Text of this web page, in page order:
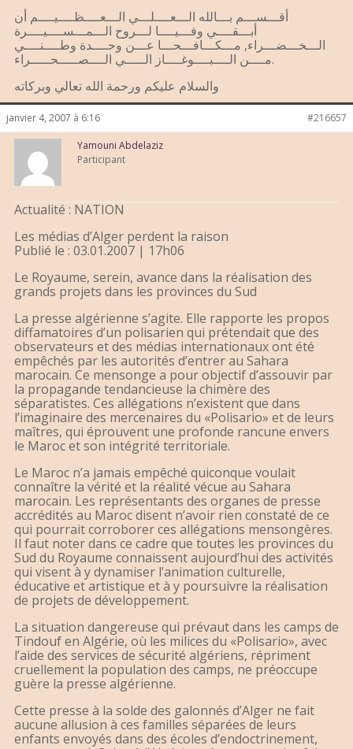
أقـــســـم بـــالله الـــعــــلـــي الـــعــــظــــيــــم أن
أبـــقــــي وفـــيــــا لـــروح الـــمـــســــيــــرة
الـــخـــضـــراء, مـــكـــافـــحـــا عـــن وحــــدة وطــــنــــي
مــــن الــــبــــوغــــاز الـــــي الــــصـــــحـــــراء.
والسلام عليكم ورحمة الله تعالي وبركاته
janvier 4, 2007 à 6:16 #216657
Yamouni Abdelaziz
Participant
Actualité : NATION
Les médias d’Alger perdent la raison
Publié le : 03.01.2007 | 17h06
Le Royaume, serein, avance dans la réalisation des
grands projets dans les provinces du Sud
La presse algérienne s’agite. Elle rapporte les propos
diffamatoires d’un polisarien qui prétendait que des
observateurs et des médias internationaux ont été
empêchés par les autorités d’entrer au Sahara
marocain. Ce mensonge a pour objectif d’assouvir par
la propagande tendancieuse la chimère des
séparatistes. Ces allégations n’existent que dans
l’imaginaire des mercenaires du «Polisario» et de leurs
maîtres, qui éprouvent une profonde rancune envers
le Maroc et son intégrité territoriale.
Le Maroc n’a jamais empêché quiconque voulait
connaître la vérité et la réalité vécue au Sahara
marocain. Les représentants des organes de presse
accrédités au Maroc disent n’avoir rien constaté de ce
qui pourrait corroborer ces allégations mensongères.
Il faut noter dans ce cadre que toutes les provinces du
Sud du Royaume connaissent aujourd’hui des activités
qui visent à y dynamiser l’animation culturelle,
éducative et artistique et à y poursuivre la réalisation
de projets de développement.
La situation dangereuse qui prévaut dans les camps de
Tindouf en Algérie, où les milices du «Polisario», avec
l’aide des services de sécurité algériens, répriment
cruellement la population des camps, ne préoccupe
guère la presse algérienne.
Cette presse à la solde des galonnés d’Alger ne fait
aucune allusion à ces familles séparées de leurs
enfants envoyés dans des écoles d’endoctrinement,